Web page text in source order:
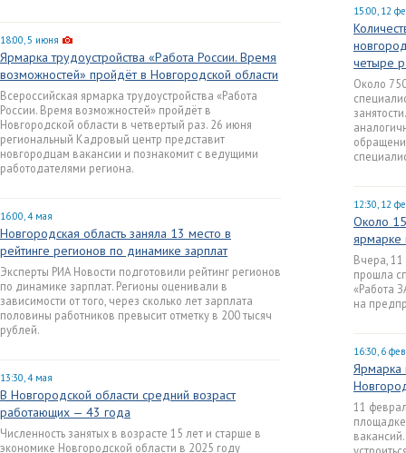
18:00, 5 июня
Ярмарка трудоустройства «Работа России. Время
возможностей» пройдёт в Новгородской области
Всероссийская ярмарка трудоустройства «Работа
России. Время возможностей» пройдёт в
Новгородской области в четвертый раз. 26 июня
региональный Кадровый центр представит
новгородцам вакансии и познакомит с ведущими
работодателями региона.
16:00, 4 мая
Новгородская область заняла 13 место в
рейтинге регионов по динамике зарплат
Эксперты РИА Новости подготовили рейтинг регионов
по динамике зарплат. Регионы оценивали в
зависимости от того, через сколько лет зарплата
половины работников превысит отметку в 200 тысяч
рублей.
13:30, 4 мая
В Новгородской области средний возраст
работающих — 43 года
Численность занятых в возрасте 15 лет и старше в
экономике Новгородской области в 2025 году
15:00, 12
четыре
Около
12:30, 12
Около
ярмарке
Вчера,
прошла
«Работа
на
16:30, 6
Ярмарка
11